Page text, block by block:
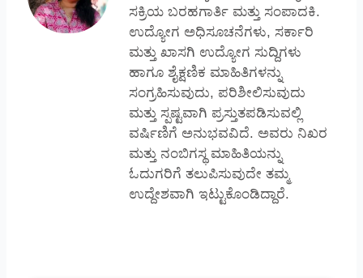
ಸಕ್ರಿಯ ಬರಹಗಾರ್ತಿ ಮತ್ತು ಸಂಪಾದಕಿ.
ಉದ್ಯೋಗ ಅಧಿಸೂಚನೆಗಳು, ಸರ್ಕಾರಿ
ಮತ್ತು ಖಾಸಗಿ ಉದ್ಯೋಗ ಸುದ್ದಿಗಳು
ಹಾಗೂ ಶೈಕ್ಷಣಿಕ ಮಾಹಿತಿಗಳನ್ನು
ಸಂಗ್ರಹಿಸುವುದು, ಪರಿಶೀಲಿಸುವುದು
ಮತ್ತು ಸ್ಪಷ್ಟವಾಗಿ ಪ್ರಸ್ತುತಪಡಿಸುವಲ್ಲಿ
ವರ್ಷಿಣಿಗೆ ಅನುಭವವಿದೆ. ಅವರು ನಿಖರ
ಮತ್ತು ನಂಬಿಗಸ್ಥ ಮಾಹಿತಿಯನ್ನು
ಓದುಗರಿಗೆ ತಲುಪಿಸುವುದೇ ತಮ್ಮ
ಉದ್ದೇಶವಾಗಿ ಇಟ್ಟುಕೊಂಡಿದ್ದಾರೆ.